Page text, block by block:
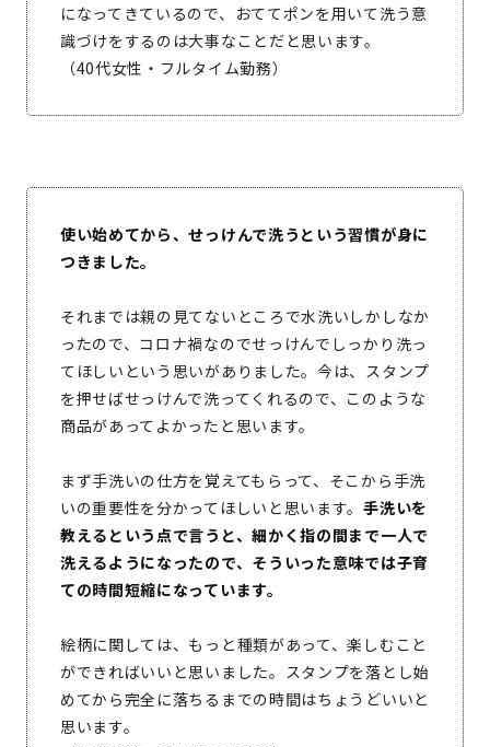
になってきているので、おててポンを用いて洗う意
識づけをするのは大事なことだと思います。
（40代女性・フルタイム勤務）
使い始めてから、せっけんで洗うという習慣が身に
つきました。
それまでは親の見てないところで水洗いしかしなか
ったので、コロナ禍なのでせっけんでしっかり洗っ
てほしいという思いがありました。今は、スタンプ
を押せばせっけんで洗ってくれるので、このような
商品があってよかったと思います。
まず手洗いの仕方を覚えてもらって、そこから手洗
いの重要性を分かってほしいと思います。手洗いを
教えるという点で言うと、細かく指の間まで一人で
洗えるようになったので、そういった意味では子育
ての時間短縮になっています。
絵柄に関しては、もっと種類があって、楽しむこと
ができればいいと思いました。スタンプを落とし始
めてから完全に落ちるまでの時間はちょうどいいと
思います。